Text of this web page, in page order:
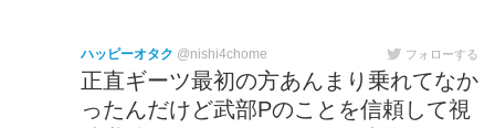
ハッピーオタク @nishi4chome フォローする
正直ギーツ最初の方あんまり乗れてなか
ったんだけど武部Pのことを信頼して視